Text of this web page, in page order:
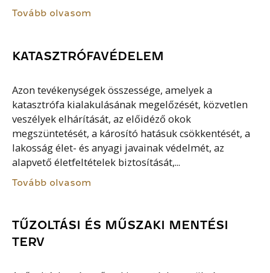
Tovább olvasom
KATASZTRÓFAVÉDELEM
Azon tevékenységek összessége, amelyek a
katasztrófa kialakulásának megelőzését, közvetlen
veszélyek elhárítását, az előidéző okok
megszüntetését, a károsító hatásuk csökkentését, a
lakosság élet- és anyagi javainak védelmét, az
alapvető életfeltételek biztosítását,...
Tovább olvasom
TŰZOLTÁSI ÉS MŰSZAKI MENTÉSI
TERV